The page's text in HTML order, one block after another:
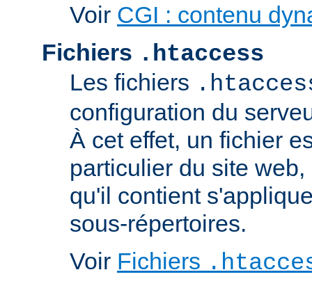
Voir CGI : contenu
Fichiers .htaccess
Les fichiers
configuration du
À cet effet, un fichier
particulier du site
qu'il contient
sous-répertoires.
Voir Fichiers